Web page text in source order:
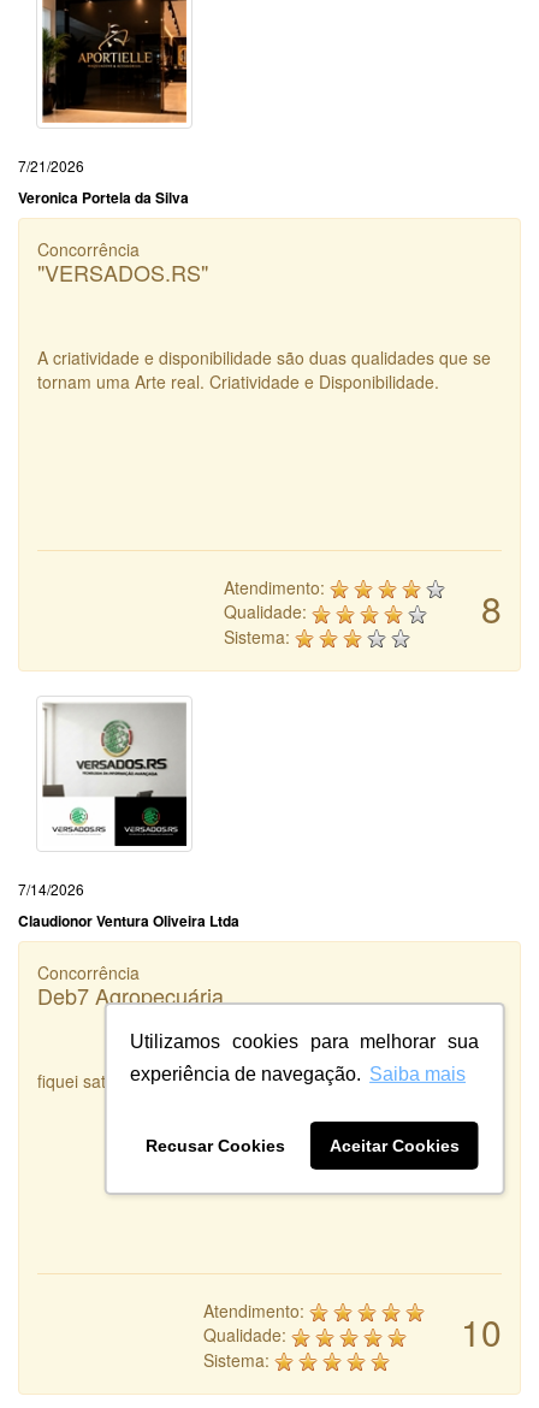
Utilizamos cookies para melhorar sua
experiência de navegação. Saiba mais
Recusar Cookies Aceitar Cookies
7/21/2026
Veronica Portela da Silva
Concorrência
"VERSADOS.RS"
A criatividade e disponibilidade são duas qualidades que se
tornam uma Arte real. Criatividade e Disponibilidade.
8
Atendimento:
Qualidade:
Sistema:
7/14/2026
Claudionor Ventura Oliveira Ltda
Concorrência
Deb7 Agropecuária
fiquei satisfeita com o serviço prestado
10
Atendimento:
Qualidade:
Sistema: